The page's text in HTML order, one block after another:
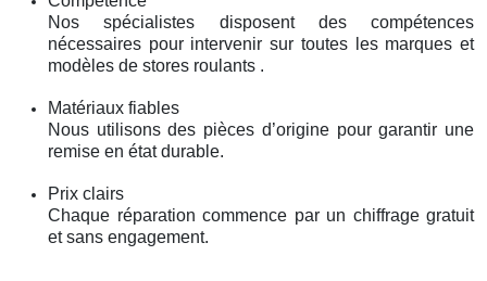
Nos spécialistes disposent des compétences
nécessaires pour intervenir sur toutes les marques et
modèles de stores roulants .
Matériaux fiables
Nous utilisons des pièces d’origine pour garantir une
remise en état durable.
Prix clairs
Chaque réparation commence par un chiffrage gratuit
et sans engagement.